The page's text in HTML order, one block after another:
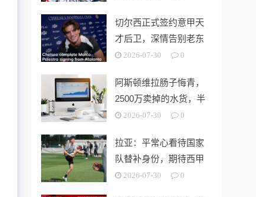
切尔西正式签约意甲天
才后卫，深情告别老东
家2026-07-30 0
阿斯顿维拉肠子悔青，
2500万卖掉的水货，半
年后帮对
2026-07-30 0
拉亚：平常心看待国家
队替补身份，期待西甲
新挑战
2026-07-30 0